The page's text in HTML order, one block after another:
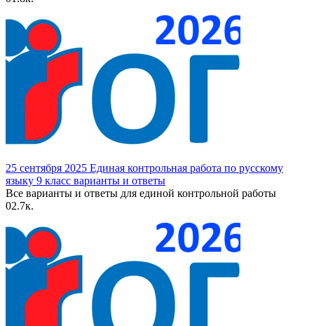
25 сентября 2025 Единая контрольная работа по русскому
языку 9 класс варианты и ответы
Все варианты и ответы для единой контрольной работы
02.7к.